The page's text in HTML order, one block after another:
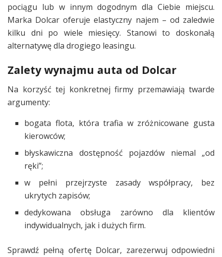
pociągu lub w innym dogodnym dla Ciebie miejscu.
Marka Dolcar oferuje elastyczny najem – od zaledwie
kilku dni po wiele miesięcy. Stanowi to doskonałą
alternatywę dla drogiego leasingu.
Zalety wynajmu auta od Dolcar
Na korzyść tej konkretnej firmy przemawiają twarde
argumenty:
bogata flota, która trafia w zróżnicowane gusta
kierowców;
błyskawiczna dostępność pojazdów niemal „od
ręki”;
w pełni przejrzyste zasady współpracy, bez
ukrytych zapisów;
dedykowana obsługa zarówno dla klientów
indywidualnych, jak i dużych firm.
Sprawdź pełną ofertę Dolcar, zarezerwuj odpowiedni